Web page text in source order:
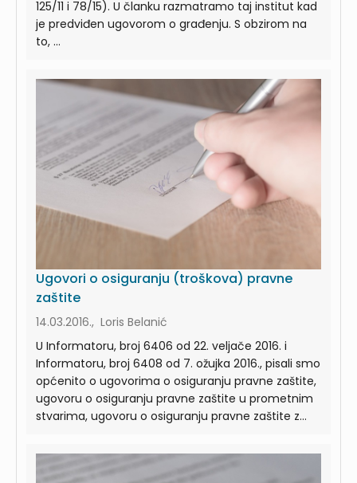
125/11 i 78/15). U članku razmatramo taj institut kad
je predviđen ugovorom o građenju. S obzirom na
to, ...
Ugovori o osiguranju (troškova) pravne
zaštite
14.03.2016., Loris Belanić
U Informatoru, broj 6406 od 22. veljače 2016. i
Informatoru, broj 6408 od 7. ožujka 2016., pisali smo
općenito o ugovorima o osiguranju pravne zaštite,
ugovoru o osiguranju pravne zaštite u prometnim
stvarima, ugovoru o osiguranju pravne zaštite z...